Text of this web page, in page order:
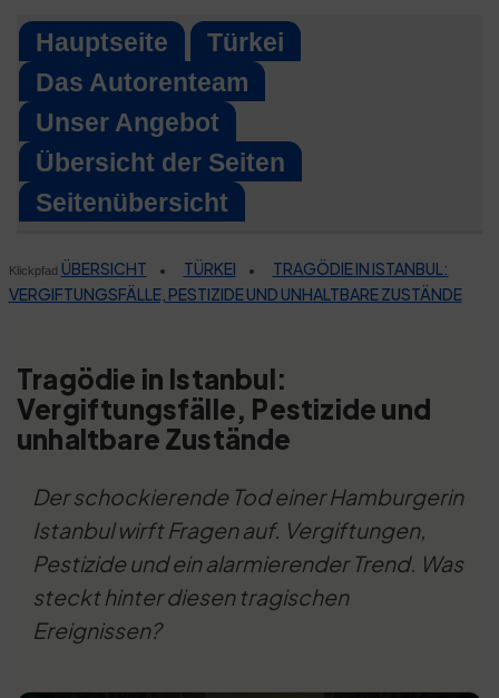
Skip
content
Hauptseite
Türkei
Das Autorenteam
Unser Angebot
Übersicht der Seiten
Seitenübersicht
Klickpfad ÜBERSICHT • TÜRKEI •
TRAGÖDIE IN ISTANBUL:
VERGIFTUNGSFÄLLE, PESTIZIDE UND UNHALTBARE ZUSTÄNDE
Tragödie in Istanbul:
Vergiftungsfälle, Pestizide und
unhaltbare Zustände
Der schockierende Tod einer Hamburgerin
Istanbul wirft Fragen auf. Vergiftungen,
Pestizide und ein alarmierender Trend. Was
steckt hinter diesen tragischen
Ereignissen?